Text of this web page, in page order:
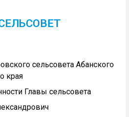
сельсовета Абанского
края
Главы сельсовета